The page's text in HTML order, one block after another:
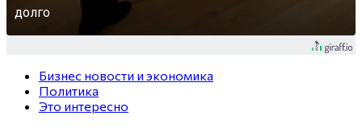
долго
Бизнес новости и экономика
Политика
Это интересно